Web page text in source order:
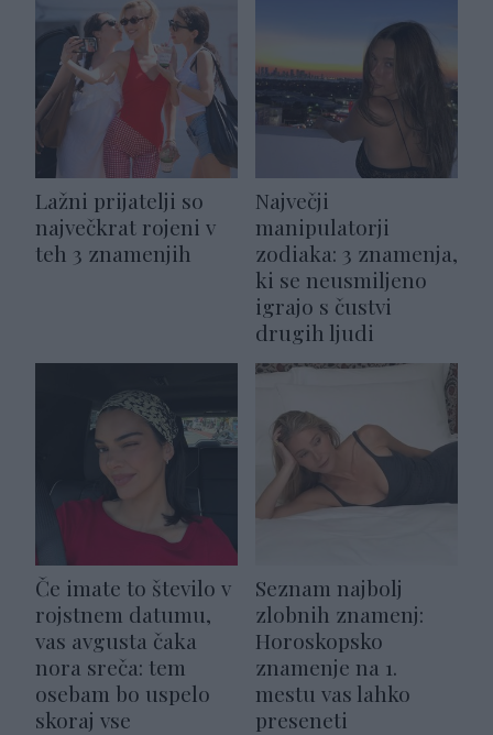
Lažni prijatelji so
največkrat rojeni v
teh 3 znamenjih
Največji
manipulatorji
zodiaka: 3 znamenja,
ki se neusmiljeno
igrajo s čustvi
drugih ljudi
Če imate to število v
rojstnem datumu,
vas avgusta čaka
nora sreča: tem
osebam bo uspelo
skoraj vse
Seznam najbolj
zlobnih znamenj:
Horoskopsko
znamenje na 1.
mestu vas lahko
preseneti